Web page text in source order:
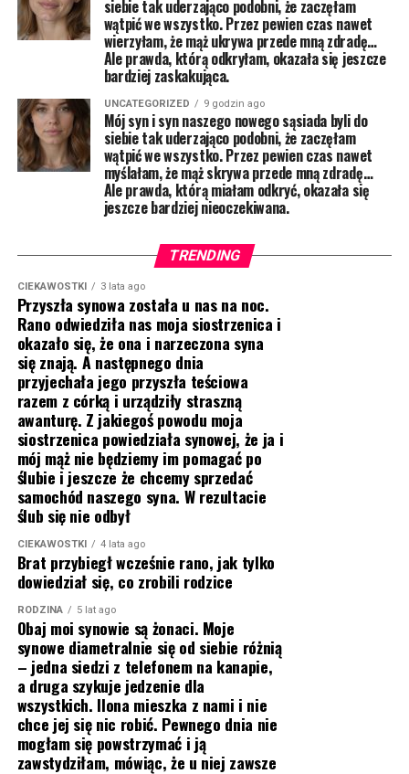
siebie tak uderzająco podobni, że zaczęłam
wątpić we wszystko. Przez pewien czas nawet
wierzyłam, że mąż ukrywa przede mną zdradę…
Ale prawda, którą odkryłam, okazała się jeszcze
bardziej zaskakująca.
UNCATEGORIZED 9 godzin ago
Mój syn i syn naszego nowego sąsiada byli do
siebie tak uderzająco podobni, że zaczęłam
wątpić we wszystko. Przez pewien czas nawet
myślałam, że mąż skrywa przede mną zdradę…
Ale prawda, którą miałam odkryć, okazała się
jeszcze bardziej nieoczekiwana.
TRENDING
CIEKAWOSTKI 3 lata ago
Przyszła synowa została u nas na noc.
Rano odwiedziła nas moja siostrzenica i
okazało się, że ona i narzeczona syna
się znają. A następnego dnia
przyjechała jego przyszła teściowa
razem z córką i urządziły straszną
awanturę. Z jakiegoś powodu moja
siostrzenica powiedziała synowej, że ja i
mój mąż nie będziemy im pomagać po
ślubie i jeszcze że chcemy sprzedać
samochód naszego syna. W rezultacie
ślub się nie odbył
CIEKAWOSTKI 4 lata ago
Brat przybiegł wcześnie rano, jak tylko
dowiedział się, co zrobili rodzice
RODZINA 5 lat ago
Obaj moi synowie są żonaci. Moje
synowe diametralnie się od siebie różnią
– jedna siedzi z telefonem na kanapie,
a druga szykuje jedzenie dla
wszystkich. Ilona mieszka z nami i nie
chce jej się nic robić. Pewnego dnia nie
mogłam się powstrzymać i ją
zawstydziłam, mówiąc, że u niej zawsze